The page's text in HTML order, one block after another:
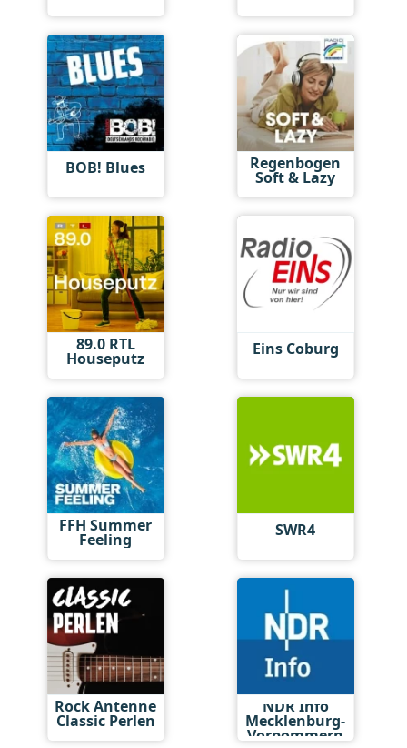
BOB! Blues Regenbogen
Soft & Lazy
89.0 RTL
Houseputz Eins Coburg
FFH Summer
Feeling SWR4
Rock Antenne
Classic Perlen
NDR Info
Mecklenburg-
Vorpommern